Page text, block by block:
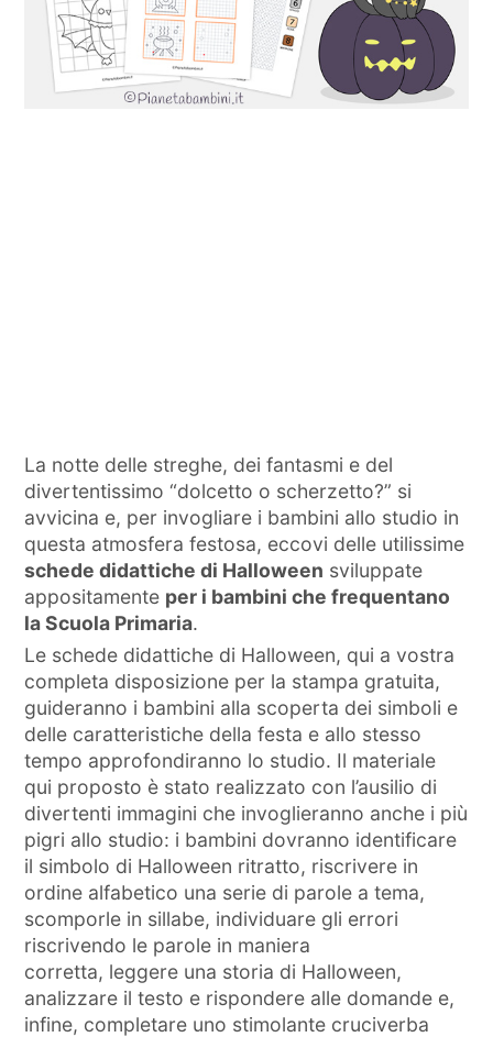
La notte delle streghe, dei fantasmi e del
divertentissimo “dolcetto o scherzetto?” si
avvicina e, per invogliare i bambini allo studio in
questa atmosfera festosa, eccovi delle utilissime
schede didattiche di Halloween sviluppate
appositamente per i bambini che frequentano
la Scuola Primaria.
Le schede didattiche di Halloween, qui a vostra
completa disposizione per la stampa gratuita,
guideranno i bambini alla scoperta dei simboli e
delle caratteristiche della festa e allo stesso
tempo approfondiranno lo studio. Il materiale
qui proposto è stato realizzato con l’ausilio di
divertenti immagini che invoglieranno anche i più
pigri allo studio: i bambini dovranno identificare
il simbolo di Halloween ritratto, riscrivere in
ordine alfabetico una serie di parole a tema,
scomporle in sillabe, individuare gli errori
riscrivendo le parole in maniera
corretta, leggere una storia di Halloween,
analizzare il testo e rispondere alle domande e,
infine, completare uno stimolante cruciverba